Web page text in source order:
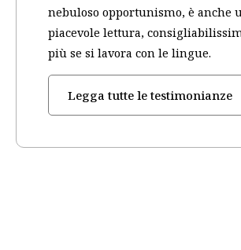
nebuloso opportunismo, è anche
piacevole lettura,
più se si lavora con le lingue.
Legga tutte le testimonianze